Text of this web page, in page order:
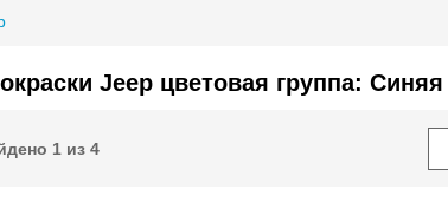
Jeep цветовая группа: Синяя
1из 4